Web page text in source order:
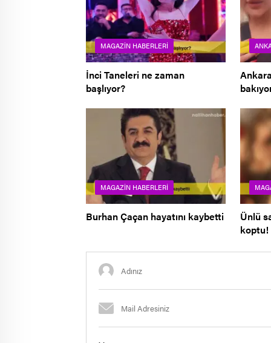
MAGAZIN HABERLERI
İnci Taneleri ne zaman
başlıyor?
MAGAZIN HABERLERI
Burhan Çaçan hayatını kaybetti
Ünlü
koptu!